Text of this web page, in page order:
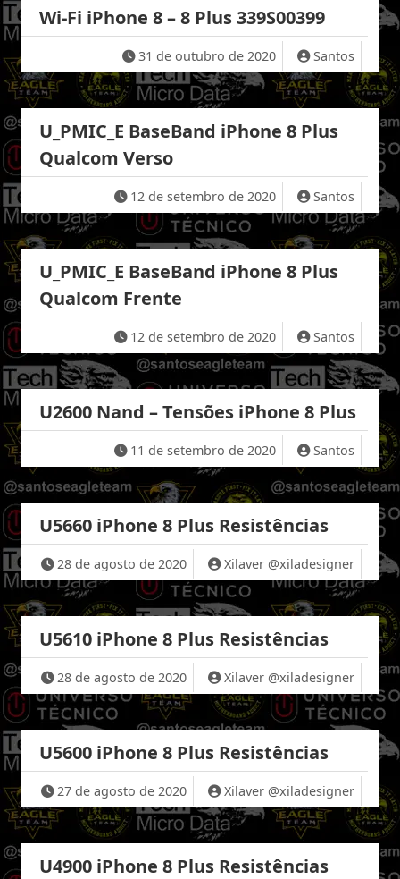
Wi-Fi iPhone 8 – 8 Plus 339S00399
31 de outubro de 2020 Santos
U_PMIC_E BaseBand iPhone 8 Plus
Qualcom Verso
12 de setembro de 2020 Santos
U_PMIC_E BaseBand iPhone 8 Plus
Qualcom Frente
12 de setembro de 2020 Santos
U2600 Nand – Tensões iPhone 8 Plus
11 de setembro de 2020 Santos
U5660 iPhone 8 Plus Resistências
28 de agosto de 2020 Xilaver @xiladesigner
U5610 iPhone 8 Plus Resistências
28 de agosto de 2020 Xilaver @xiladesigner
U5600 iPhone 8 Plus Resistências
27 de agosto de 2020 Xilaver @xiladesigner
U4900 iPhone 8 Plus Resistências